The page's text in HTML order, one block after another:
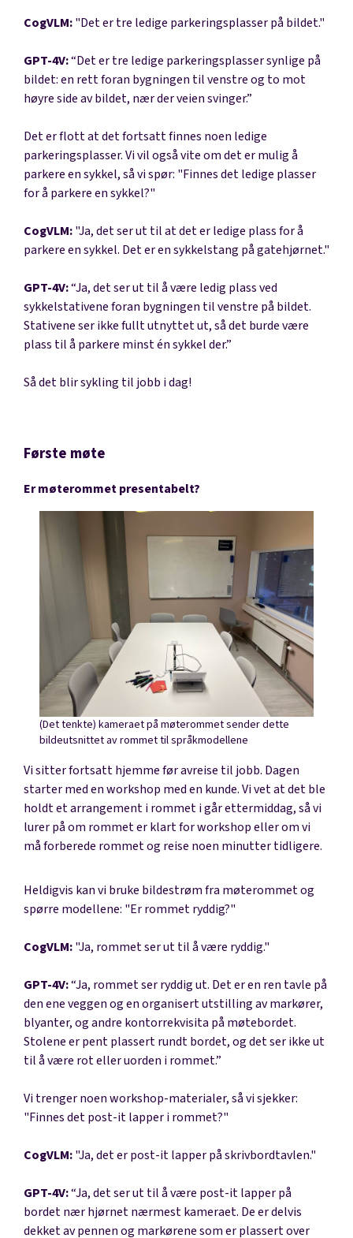
CogVLM:"Det er tre ledige parkeringsplasser på bildet."
GPT-4V:“Det er tre ledige parkeringsplasser synlige på
bildet: en rett foran bygningen til venstre og to mot
høyre side av bildet, nær der veien svinger.”
Det er flott at det fortsatt finnes noen ledige
parkeringsplasser. Vi vil også vite om det er mulig å
parkere en sykkel, så vi spør: "Finnes det ledige plasser
for å parkere en sykkel?"
CogVLM:"Ja, det ser ut til at det er ledige plass for å
parkere en sykkel. Det er en sykkelstang på gatehjørnet."
GPT-4V:“Ja, det ser ut til å være ledig plass ved
sykkelstativene foran bygningen til venstre på bildet.
Stativene ser ikke fullt utnyttet ut, så det burde være
plass til å parkere minst én sykkel der.”
Så det blir sykling til jobb i dag!
Første møte
Er møterommet presentabelt?
(Det tenkte) kameraet på møterommet sender dette
bildeutsnittet av rommet til språkmodellene
Vi sitter fortsatt hjemme før avreise til jobb. Dagen
starter med en workshop med en kunde. Vi vet at det ble
holdt et arrangement i rommet i går ettermiddag, så vi
lurer på om rommet er klart for workshop eller om vi
må forberede rommet og reise noen minutter tidligere.
Heldigvis kan vi bruke bildestrøm fra møterommet og
spørre modellene: "Er rommet ryddig?"
CogVLM:"Ja, rommet ser ut til å være ryddig."
GPT-4V:“Ja, rommet ser ryddig ut. Det er en ren tavle på
den ene veggen og en organisert utstilling av markører,
blyanter, og andre kontorrekvisita på møtebordet.
Stolene er pent plassert rundt bordet, og det ser ikke ut
til å være rot eller uorden i rommet.”
Vi trenger noen workshop-materialer, så vi sjekker:
"Finnes det post-it lapper i rommet?"
CogVLM:"Ja, det er post-it lapper på skrivbordtavlen."
GPT-4V:“Ja, det ser ut til å være post-it lapper på
bordet nær hjørnet nærmest kameraet. De er delvis
dekket av pennen og markørene som er plassert over